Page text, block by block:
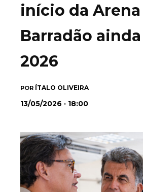
início da Arena
Barradão
2026
POR ÍTALO OLIVEIRA
13/05/2026 · 18:00